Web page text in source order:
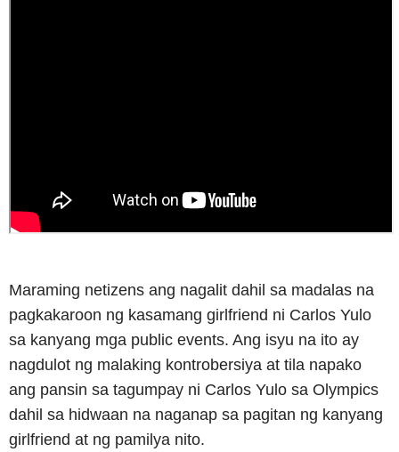
Maraming netizens ang nagalit dahil sa madalas na
pagkakaroon ng kasamang girlfriend ni Carlos Yulo
sa kanyang mga public events. Ang isyu na ito ay
nagdulot ng malaking kontrobersiya at tila napako
ang pansin sa tagumpay ni Carlos Yulo sa Olympics
dahil sa hidwaan na naganap sa pagitan ng kanyang
girlfriend at ng pamilya nito.